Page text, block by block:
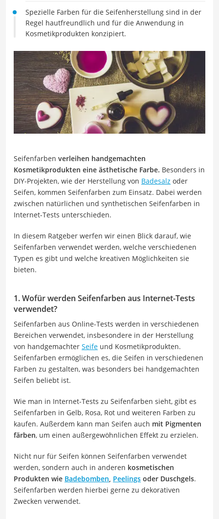
Spezielle Farben für die Seifenherstellung sind in der
Regel hautfreundlich und für die Anwendung in
Kosmetikprodukten konzipiert.
Seifenfarben verleihen handgemachten
Kosmetikprodukten eine ästhetische Farbe. Besonders in
DIY-Projekten, wie der Herstellung von Badesalz oder
Seifen, kommen Seifenfarben zum Einsatz. Dabei werden
zwischen natürlichen und synthetischen Seifenfarben in
Internet-Tests unterschieden.
In diesem Ratgeber werfen wir einen Blick darauf, wie
Seifenfarben verwendet werden, welche verschiedenen
Typen es gibt und welche kreativen Möglichkeiten sie
bieten.
1. Wofür werden Seifenfarben aus Internet-Tests
verwendet?
Seifenfarben aus Online-Tests werden in verschiedenen
Bereichen verwendet, insbesondere in der Herstellung
von handgemachter Seife und Kosmetikprodukten.
Seifenfarben ermöglichen es, die Seifen in verschiedenen
Farben zu gestalten, was besonders bei handgemachten
Seifen beliebt ist.
Wie man in Internet-Tests zu Seifenfarben sieht, gibt es
Seifenfarben in Gelb, Rosa, Rot und weiteren Farben zu
kaufen. Außerdem kann man Seifen auch mit Pigmenten
färben, um einen außergewöhnlichen Effekt zu erzielen.
Nicht nur für Seifen können Seifenfarben verwendet
werden, sondern auch in anderen kosmetischen
Produkten wie Badebomben Peelings oder Duschgels.
Seifenfarben werden hierbei gerne zu dekorativen
Zwecken verwendet.